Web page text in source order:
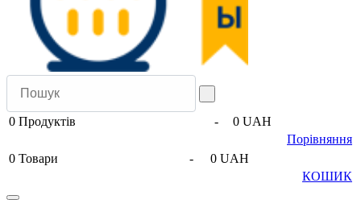
0 Продуктів -
0 UAH
Порівняння
0 Товари -
0 UAH
КОШИК